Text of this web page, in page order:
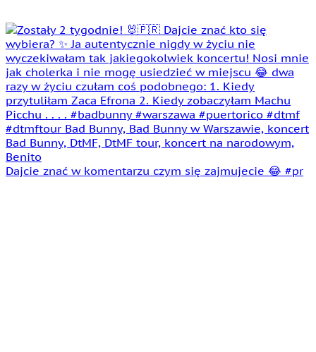
Dajcie znać w komentarzu czym się zajmujecie 😂 #pr